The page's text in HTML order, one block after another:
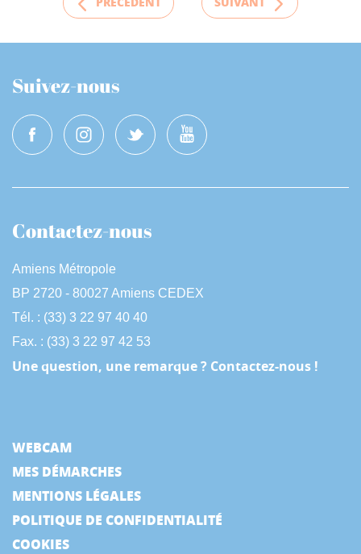
Suivez-nous
Contactez-nous
Amiens Métropole
BP 2720 - 80027 Amiens CEDEX
Tél. : (33) 3 22 97 40 40
Fax. : (33) 3 22 97 42 53
Une question, une remarque ? Contactez-nous !
WEBCAM
MES DÉMARCHES
MENTIONS LÉGALES
POLITIQUE DE CONFIDENTIALITÉ
COOKIES